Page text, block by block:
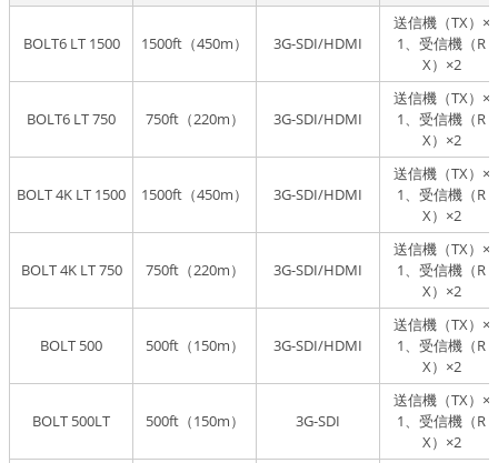
BOLT6 LT 1500 1500ft（450m） 3G-SDI/HDMI
送信機（TX）×
1、受信機（R
X）×2
BOLT6 LT 750 750ft（220m） 3G-SDI/HDMI
送信機（TX）×
1、受信機（R
X）×2
BOLT 4K LT 1500 1500ft（450m） 3G-SDI/HDMI
送信機（TX）×
1、受信機（R
X）×2
BOLT 4K LT 750 750ft（220m） 3G-SDI/HDMI
送信機（TX）×
1、受信機（R
X）×2
BOLT 500 500ft（150m） 3G-SDI/HDMI
送信機（TX）×
1、受信機（R
X）×2
BOLT 500LT 500ft（150m） 3G-SDI
送信機（TX）×
1、受信機（R
X）×2